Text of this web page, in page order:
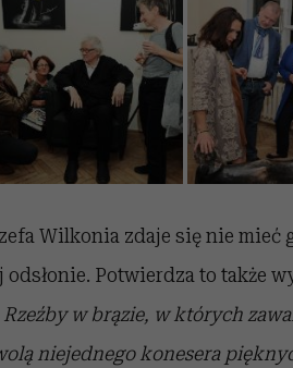
Wilkonia zdaje się nie mieć
Potwierdza to także
Rzeźby w brązie, w których
niejednego konesera